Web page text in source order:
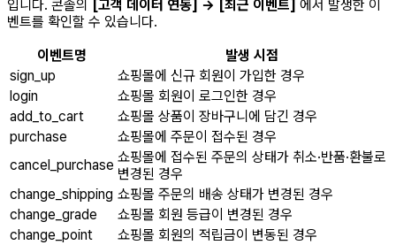
입니다. 콘솔의 [고객 데이터 연동] → [최근 이벤트] 에서 발생한 이
벤트를 확인할 수 있습니다.
이벤트명
발생 시점
sign_up
쇼핑몰에 신규 회원이 가입한 경우
login
쇼핑몰 회원이 로그인한 경우
add_to_cart
쇼핑몰 상품이 장바구니에 담긴 경우
purchase
쇼핑몰에 주문이 접수된 경우
cancel_purchase 쇼핑몰에 접수된 주문의 상태가 취소·반품·환불로
변경된 경우
change_shipping 쇼핑몰 주문의 배송 상태가 변경된 경우
change_grade
쇼핑몰 회원 등급이 변경된 경우
change_point
쇼핑몰 회원의 적립금이 변동된 경우